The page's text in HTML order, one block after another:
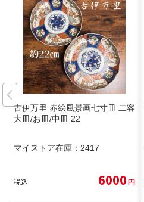
古伊万里 赤絵風景画七寸皿 二客
大皿/お皿/中皿 22
マイストア在庫： 2417
税込 6000円